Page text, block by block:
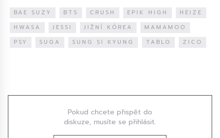
BAE SUZY BTS CRUSH EPIK HIGH
HEIZE
HWASA
JESSI JIŽNÍ KÓREA
MAMAMOO
PSY
SUGA SUNG SI KYUNG TABLO ZICO
Pokud chcete přispět do
diskuze, musíte se přihlásit.